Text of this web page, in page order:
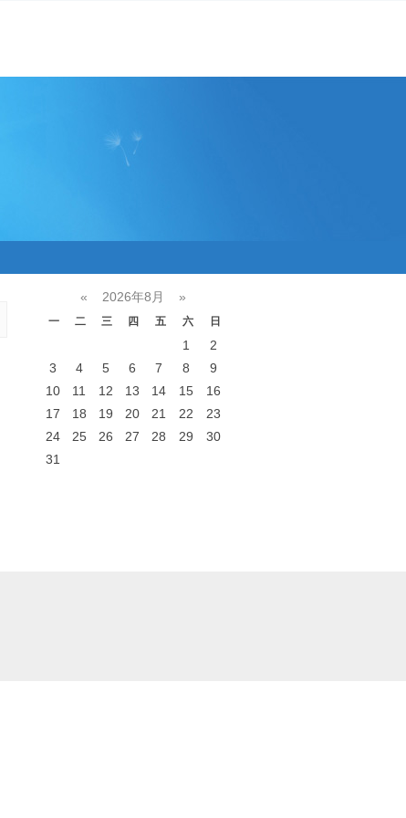
« 2026年8月 »
一 二 三 四 五 六 日
1
2
3
4 5 6 7 8
9
10
11 12 13 14 15
16
17
18 19 20 21 22
23
24
25 26 27 28 29
30
31